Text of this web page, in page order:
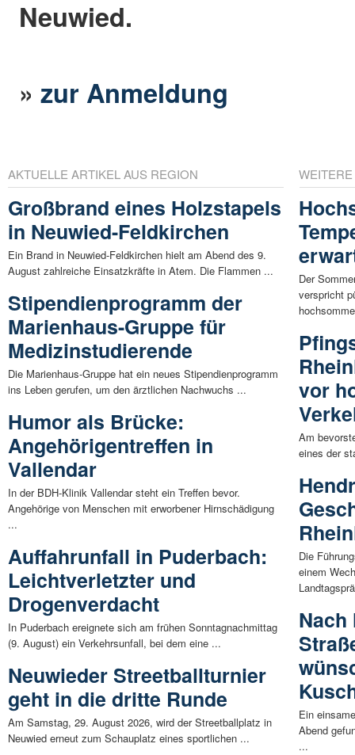
Neuwied.
»zur Anmeldung
AKTUELLE ARTIKEL AUS REGION
Großbrand eines Holzstapels
in Neuwied-Feldkirchen
Ein Brand in Neuwied-Feldkirchen hielt am Abend des 9.
August zahlreiche Einsatzkräfte in Atem. Die Flammen ...
Stipendienprogramm der
Marienhaus-Gruppe für
Medizinstudierende
Die Marienhaus-Gruppe hat ein neues Stipendienprogramm
ins Leben gerufen, um den ärztlichen Nachwuchs ...
Humor als Brücke:
Angehörigentreffen in
Vallendar
In der BDH-Klinik Vallendar steht ein Treffen bevor.
Angehörige von Menschen mit erworbener Hirnschädigung
...
Auffahrunfall in Puderbach:
Leichtverletzter und
Drogenverdacht
In Puderbach ereignete sich am frühen Sonntagnachmittag
(9. August) ein Verkehrsunfall, bei dem eine ...
Neuwieder Streetballturnier
geht in die dritte Runde
Am Samstag, 29. August 2026, wird der Streetballplatz in
Neuwied erneut zum Schauplatz eines sportlichen ...
Der
verspricht
vor
Am
eines der
Die
einem
Nach
Ein
Abend
...